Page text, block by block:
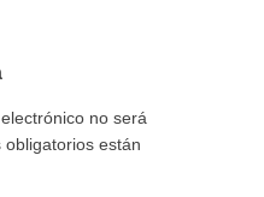
no será
obligatorios están